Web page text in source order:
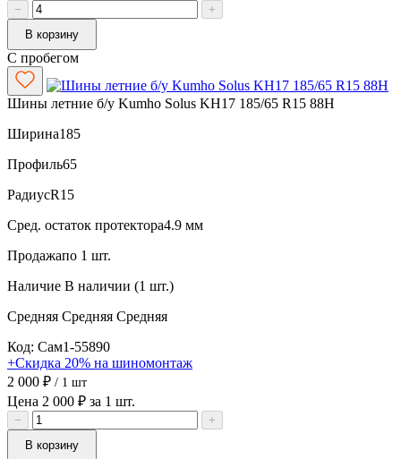
−
+
В корзину
С пробегом
Шины летние б/у Kumho Solus KH17 185/65 R15 88H
Ширина185
Профиль65
РадиусR15
Сред. остаток протектора4.9 мм
Продажапо 1 шт.
Наличие В наличии (1 шт.)
Средняя Средняя Средняя
Код: Сам1-55890
+Скидка 20% на шиномонтаж
2 000 ₽ / 1 шт
Цена 2 000 ₽ за 1 шт.
−
+
В корзину